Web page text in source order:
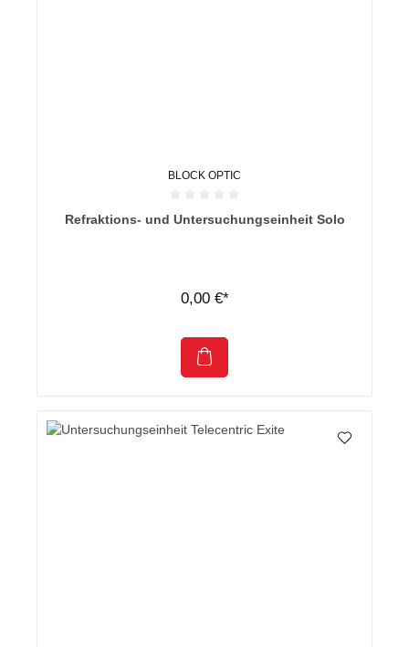
BLOCK OPTIC
Durchschnittliche Bewertung von 0 von 5 Sternen
Refraktions- und Untersuchungseinheit Solo
0,00 €*